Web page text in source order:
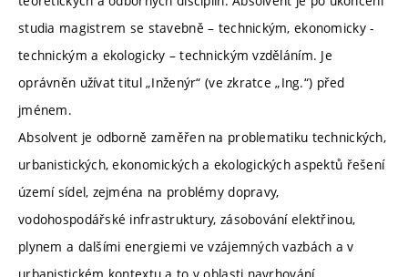
studia magistrem se stavebně – technickým, ekonomicky -
technickým a ekologicky – technickým vzděláním. Je
oprávněn užívat titul „Inženýr“ (ve zkratce „Ing.“) před
jménem.
Absolvent je odborně zaměřen na problematiku technických,
urbanistických, ekonomických a ekologických aspektů řešení
území sídel, zejména na problémy dopravy,
vodohospodářské infrastruktury, zásobování elektřinou,
plynem a dalšími energiemi ve vzájemných vazbách a v